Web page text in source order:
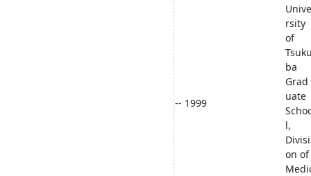
-- 1999
Unive
rsity
of
ba
Grad
uate
l,
Divisi
on of